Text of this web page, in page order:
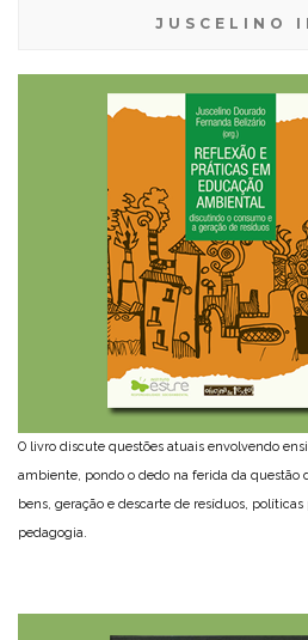
JUSCELINO
O livro discute questões atuais envolvendo
ambiente, pondo o dedo na ferida da questão
bens, geração e descarte de resíduos,
pedagogia.